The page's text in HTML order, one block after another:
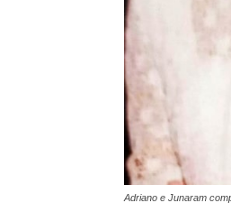
Adriano e Junaram